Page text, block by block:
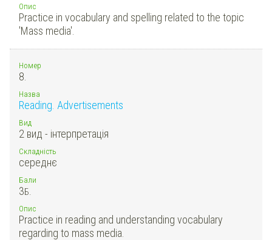
Опис
Practice in vocabulary and spelling related to the topic
'Mass media'.
Номер
8.
Назва
Reading. Advertisements
Вид
2 вид - інтерпретація
Складність
середнє
Бали
3Б.
Опис
Practice in reading and understanding vocabulary
regarding to mass media.